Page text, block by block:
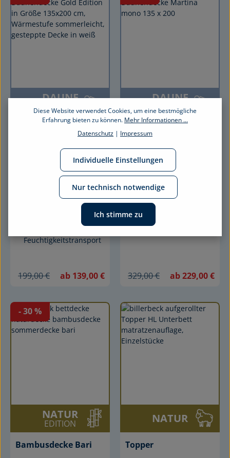
DAUNE
EDITION
Füllung: 90 % Daunen,
10 % Federn
Bezug: Feine
Einschütte mit
Stickerei, 100 %
Feuchtigkeitstransport
199,00 € ab 139,00 €
DAUNE
EDITION
MARTINA
Füllung: 90 %
Gänsedaunen, 10 % -
federn
Bezug: Daunen-Batist
"Classic", 100 %
Baumwolle
Temperaturausgleichend
329,00 € ab 229,00 €
- 30%
NATUR
EDITION
Bambusdecke Bari
NATUR
Topper
Diese Website verwendet Cookies, um eine bestmögliche
Erfahrung bieten zu können. Mehr Informationen ...
Datenschutz | Impressum
Nur technisch notwendige
Individuelle Einstellungen
Ich stimme zu